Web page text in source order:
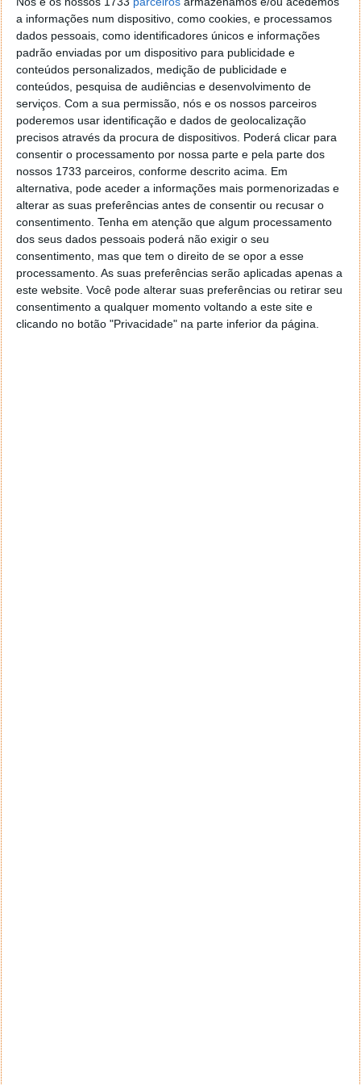
a informações num dispositivo, como cookies, e processamos
dados pessoais, como identificadores únicos e informações
padrão enviadas por um dispositivo para publicidade e
conteúdos personalizados, medição de publicidade e
conteúdos, pesquisa de audiências e desenvolvimento de
serviços. Com a sua permissão, nós e os nossos parceiros
poderemos usar identificação e dados de geolocalização
precisos através da procura de dispositivos. Poderá clicar para
consentir o processamento por nossa parte e pela parte dos
nossos 1733 parceiros, conforme descrito acima. Em
alternativa, pode aceder a informações mais pormenorizadas e
alterar as suas preferências antes de consentir ou recusar o
consentimento. Tenha em atenção que algum processamento
dos seus dados pessoais poderá não exigir o seu
consentimento, mas que tem o direito de se opor a esse
processamento. As suas preferências serão aplicadas apenas a
este website. Você pode alterar suas preferências ou retirar seu
consentimento a qualquer momento voltando a este site e
clicando no botão "Privacidade" na parte inferior da página.
As missões passam-se então, à vez, na pele de um
dos soldados em julgamento e uma das coisas que
os jogadores mais batidos vão reparar é na sua
mecânica de mini-secções. Resumidamente, o que se
passa é que, cada missão com cada um dos
personagens está dividido em dezenas de mini-
secções, que servem como checkpoints no meio da
acção e nos intervalos das quais, é colocada a cola
que une todos os pontos, a narrativa.
É precisamente com essa narrativa que todas essas
mini-secções se vão mantendo unidas e que vão
dando um rumo ao nosso avanço na história e que
consegue também, fazer com que esses intervalos
não sejam demasiado monótonos nem quebrem em
demasia o ritmo de jogo.
Aliás, uma das outras mais-valias desses checkpoints